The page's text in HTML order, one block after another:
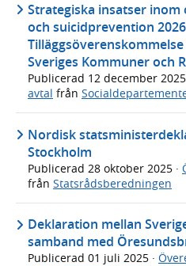
Strategiska insatser
och suicidprevention
Sveriges Kommuner och
Publicerad 12 december 2025
avtal från
Nordisk
Stockholm
Publicerad 28 oktober 2025 ·
från Statsrådsberedningen
Deklaration mellan
samband med
Publicerad 01 juli 2025 ·